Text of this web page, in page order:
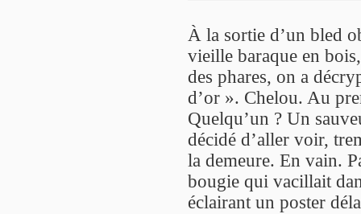
À la sortie d’un bled
vieille baraque en
des phares, on a
d’or ». Chelou. Au
Quelqu’un ? Un
décidé d’aller voir,
la demeure. En vain.
bougie qui vacillait
éclairant un poster